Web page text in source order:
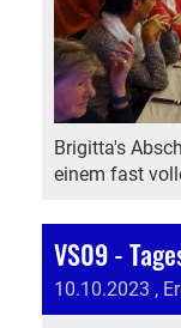
Brigitta's
einem fast
10.10.2023 ,